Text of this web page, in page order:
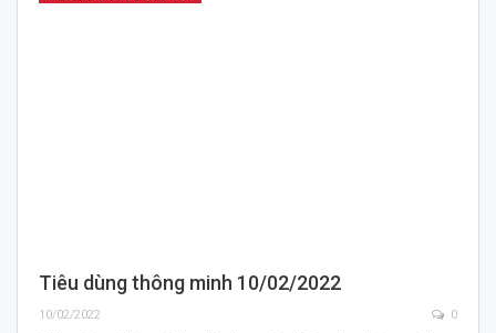
Tiêu dùng thông minh 10/02/2022
10/02/2022 0